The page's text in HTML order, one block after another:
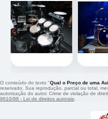
‹
O conteúdo do texto "Qual o Preço de uma
reservado. Sua reprodução, parcial ou total,
autorização do autor. Crime de violação de
9610/98 - Lei de direitos autorais